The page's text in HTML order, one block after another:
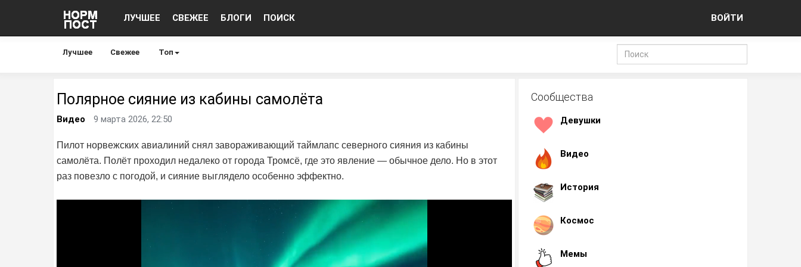
ЛУЧШЕЕ СВЕЖЕЕ БЛОГИ ПОИСК ВОЙТИ
Лучшее Свежее Топ
Полярное сияние из кабины самолёта
Видео 9 марта 2026, 22:50
Пилот норвежских авиалиний снял завораживающий таймлапс северного сияния из кабины
самолёта. Полёт проходил недалеко от города Тромсё, где это явление — обычное дело. Но в этот
раз повезло с погодой, и сияние выглядело особенно эффектно.
Сообщества
Девушки
Видео
История
Космос
Мемы